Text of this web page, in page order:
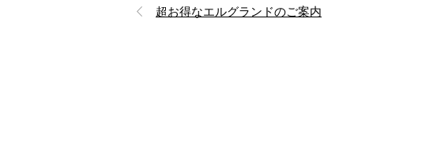
超お得なエルグランドのご案内